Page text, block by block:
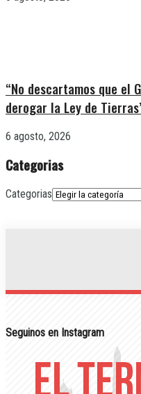
“No descartamos que el
derogar la Ley de
6 agosto, 2026
Categorias
Categorias
Seguinos en Instagram